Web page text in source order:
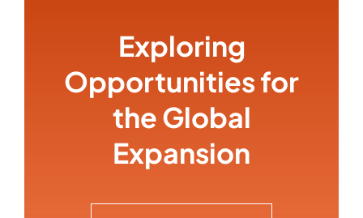
Exploring
Opportunities for
the Global
Expansion